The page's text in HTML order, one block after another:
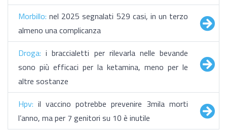
Morbillo: nel 2025 segnalati 529 casi, in un terzo
almeno una complicanza
Droga: i braccialetti per rilevarla nelle bevande
sono più efficaci per la ketamina, meno per le
altre sostanze
Hpv: il vaccino potrebbe prevenire 3mila morti
l’anno, ma per 7 genitori su 10 è inutile